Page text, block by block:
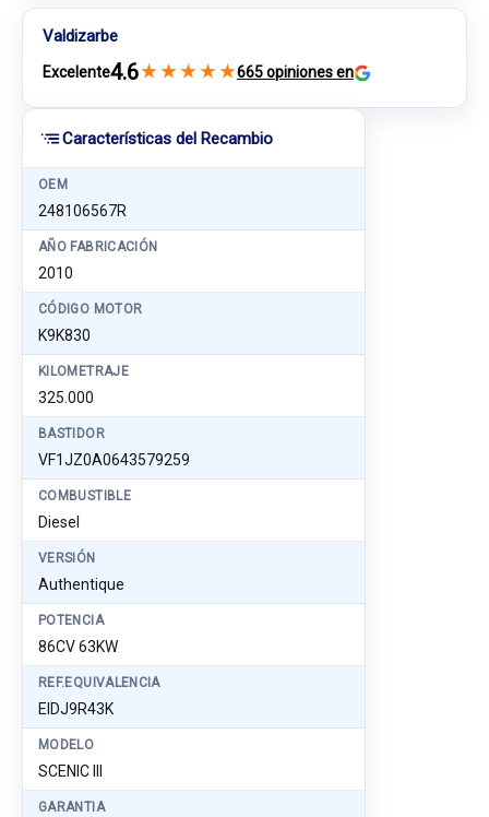
Características del Recambio
OEM
248106567R
AÑO FABRICACIÓN
2010
CÓDIGO MOTOR
K9K830
KILOMETRAJE
325.000
BASTIDOR
VF1JZ0A0643579259
COMBUSTIBLE
Diesel
VERSIÓN
Authentique
POTENCIA
86CV 63KW
REF.EQUIVALENCIA
EIDJ9R43K
MODELO
SCENIC III
GARANTIA
Valdizarbe
Excelente4.6★ ★ ★ ★ ★665 opiniones en